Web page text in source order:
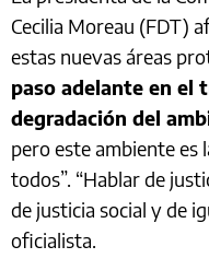
Cecilia Moreau (FDT)
estas nuevas áreas
paso adelante en el
degradación del
pero este ambiente es
todos”. “Hablar de
de justicia social y de
oficialista.